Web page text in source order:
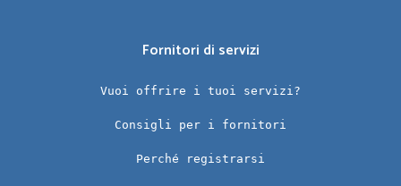
Fornitori di servizi
Vuoi offrire i tuoi servizi?
Consigli per i fornitori
Perché registrarsi